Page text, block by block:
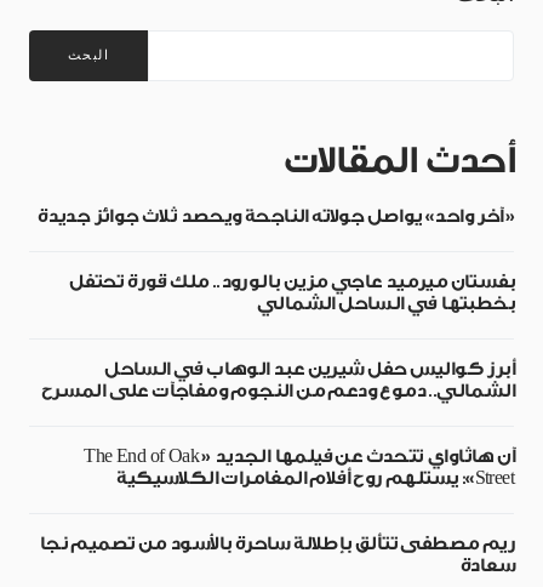
البحث
أحدث المقالات
«آخر واحد» يواصل جولاته الناجحة ويحصد ثلاث جوائز جديدة
بفستان ميرميد عاجي مزين بالورود.. ملك قورة تحتفل
بخطبتها في الساحل الشمالي
أبرز كواليس حفل شيرين عبد الوهاب في الساحل
الشمالي.. دموع ودعم من النجوم ومفاجآت على المسرح
آن هاثاواي تتحدث عن فيلمها الجديد «The End of Oak
Street»: يستلهم روح أفلام المغامرات الكلاسيكية
ريم مصطفى تتألق بإطلالة ساحرة بالأسود من تصميم نجا
سعادة